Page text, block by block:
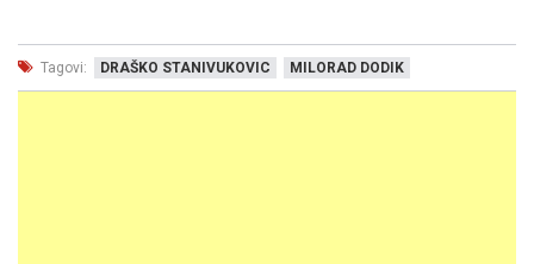
Tagovi: DRAŠKO STANIVUKOVIC MILORAD DODIK